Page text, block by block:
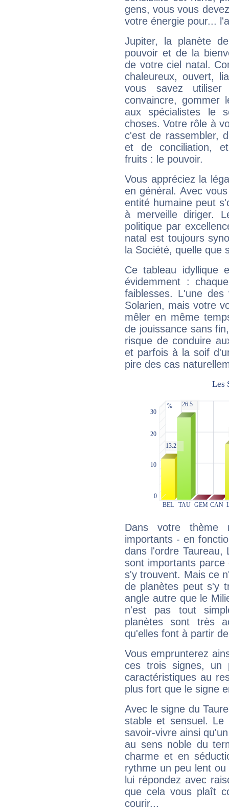
gens, vous vous
votre énergie pour...
Jupiter, la planète
pouvoir et de la
de votre ciel natal.
chaleureux, ouvert,
vous savez
convaincre, gommer
aux spécialistes le
choses. Votre rôle à
c'est de rassembler,
et de conciliation,
fruits : le pouvoir.
Vous appréciez la
en général. Avec
entité humaine peut
à merveille diriger.
politique par
natal est toujours
la Société, quelle que
Ce tableau idyllique
évidemment :
faiblesses. L'une
Solarien, mais votre
mêler en même
de jouissance sans
risque de conduire
et parfois à la soif
pire des cas
Dans votre thème
importants - en
dans l'ordre Taureau,
sont importants parce
s'y trouvent. Mais ce
de planètes peut s'y
angle autre que le
n'est pas tout
planètes sont très
qu'elles font à partir
Vous emprunterez
ces trois signes, un
caractéristiques au
plus fort que le signe
Avec le signe du
stable et sensuel.
savoir-vivre ainsi
au sens noble du
charme et en
rythme un peu lent
lui répondez avec
que cela vous plaît
courir...